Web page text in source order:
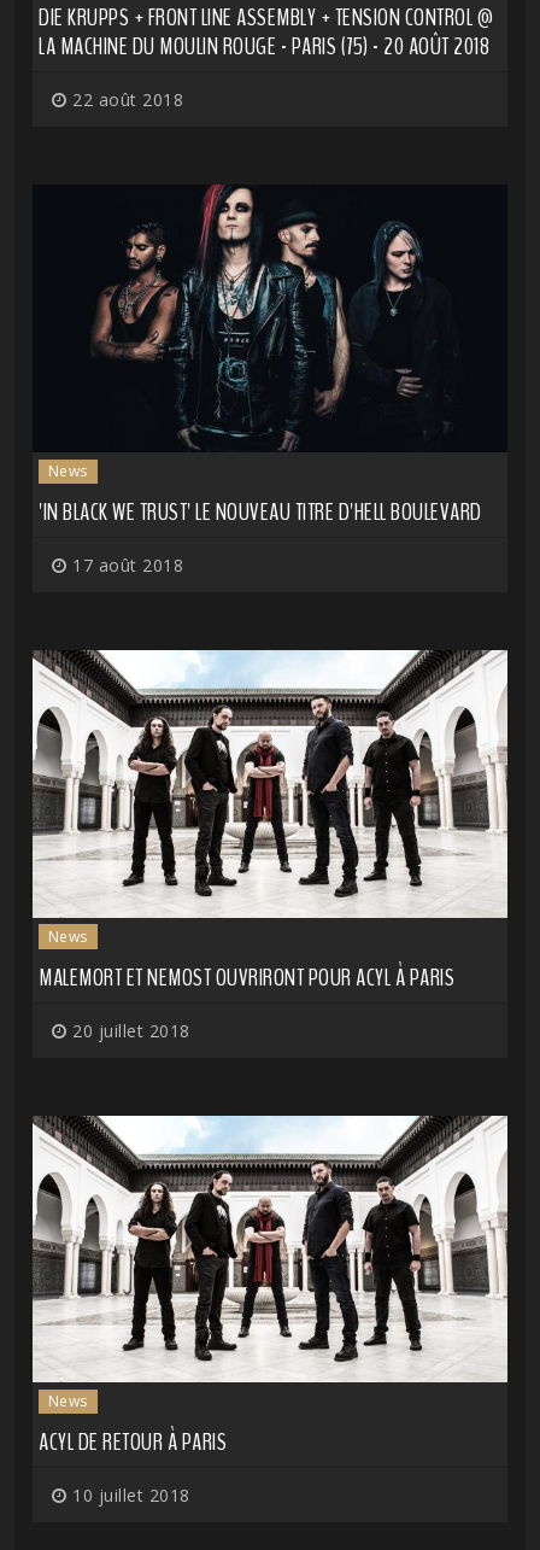
DIE KRUPPS + FRONT LINE ASSEMBLY + TENSION CONTROL @
LA MACHINE DU MOULIN ROUGE - PARIS (75) - 20 AOÛT 2018
22 août 2018
News
'IN BLACK WE TRUST' LE NOUVEAU TITRE D'HELL BOULEVARD
17 août 2018
News
MALEMORT ET NEMOST OUVRIRONT POUR ACYL À PARIS
20 juillet 2018
News
ACYL DE RETOUR À PARIS
10 juillet 2018